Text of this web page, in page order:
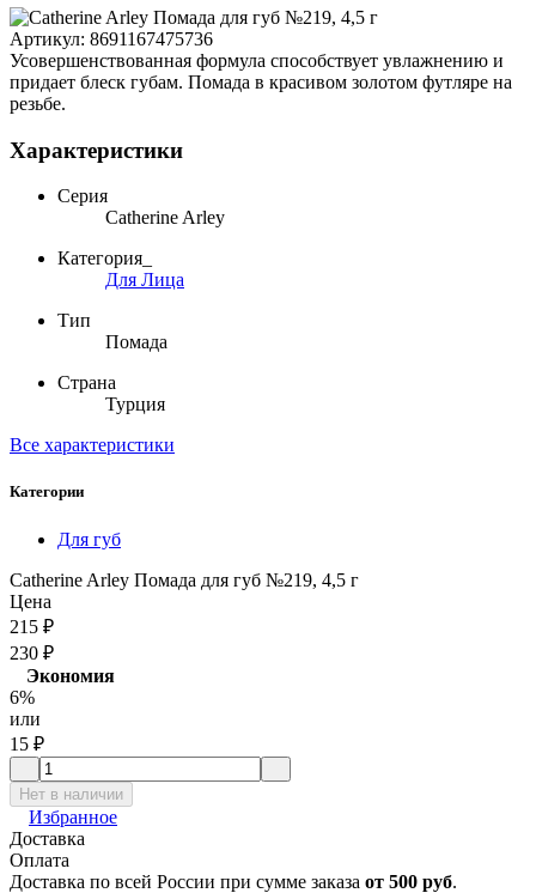
Артикул: 8691167475736
Усовершенствованная формула способствует увлажнению и
придает блеск губам. Помада в красивом золотом футляре на
резьбе.
Характеристики
Серия
Catherine Arley
Категория_
Для Лица
Тип
Помада
Страна
Турция
Все характеристики
Категории
Для губ
Catherine Arley Помада для губ №219, 4,5 г
Цена
215 ₽
230 ₽
Экономия
6%
или
15 ₽
Нет в наличии
Избранное
Доставка
Оплата
Доставка по всей России при сумме заказа от 500 руб.